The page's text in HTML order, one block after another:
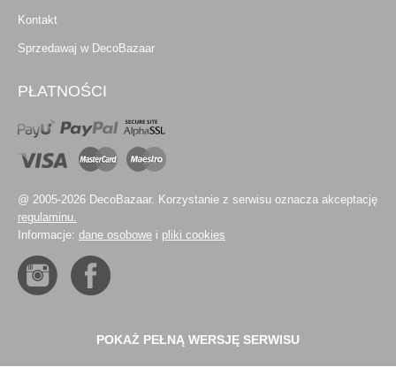
Kontakt
Sprzedawaj w DecoBazaar
PŁATNOŚCI
@ 2005-2026 DecoBazaar. Korzystanie z serwisu oznacza akceptację
regulaminu.
Informacje: dane osobowe i pliki cookies
POKAŻ PEŁNĄ WERSJĘ SERWISU